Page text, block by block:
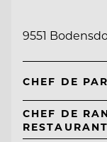
9551
CHEF DE
CHEF DE
RESTAURANT